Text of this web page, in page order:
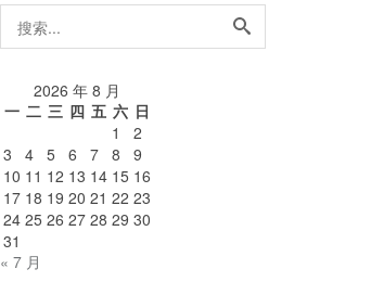
搜
索...
2026 年 8 月
一 二 三 四 五 六 日
1
2
3
4 5 6 7 8
9
10 11 12 13 14 15 16
17 18 19 20 21 22 23
24 25 26 27 28 29 30
31
« 7 月